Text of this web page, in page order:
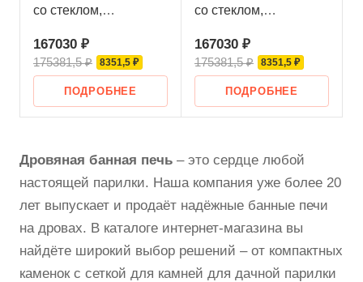
со стеклом,
система воздушного
отопления
167030 ₽
175381,5 ₽ 8351,5 ₽
ПОДРОБНЕЕ
со стеклом,
система воздушного
отопления
167030 ₽
175381,5 ₽ 8351,5 ₽
ПОДРОБНЕЕ
Дровяная банная печь – это сердце любой
настоящей парилки. Наша компания уже более 20
лет выпускает и продаёт надёжные банные печи
на дровах. В каталоге интернет-магазина вы
найдёте широкий выбор решений – от компактных
каменок с сеткой для камней для дачной парилки